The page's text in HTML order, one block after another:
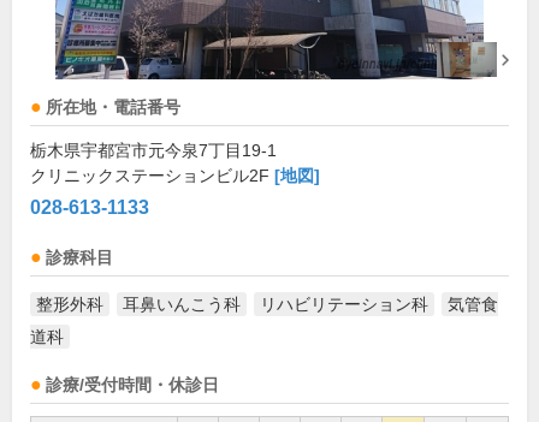
所在地・電話番号
栃木県宇都宮市元今泉7丁目19-1
クリニックステーションビル2F [地図]
028-613-1133
診療科目
整形外科 耳鼻いんこう科 リハビリテーション科
気管食
道科
診療/受付時間・休診日